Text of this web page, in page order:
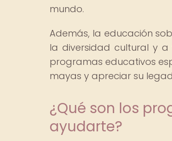
mundo.
Además, la educación
la diversidad cultural y a
programas educativos
mayas y apreciar su
¿Qué son los
ayudarte?